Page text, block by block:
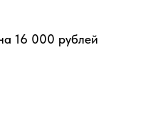
16 000 рублей